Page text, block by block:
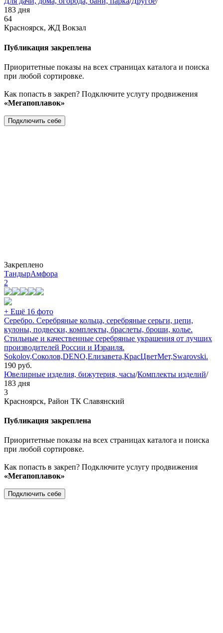
183 дня
64
Красноярск, ЖД Вокзал
Публикация закреплена
Приоритетные показы на всех страницах каталога и поиска
при любой сортировке.
Как попасть в закреп? Подключите услугу продвижения
«Мегапоплавок»
Подключить себе
Закреплено
ТандырАмфора
2
+ Ещё 16 фото
Серебро. Серебряные кольца, серебряные серьги, цепи,
кулоны, подвески, комплекты, браслеты, броши, колье.
Стильные и качественные серебряные украшения от лучших
производителей России и Израиля.
Sokolov,Соколов,DENO,Елизавета,КрасЦветМет,Swarovski.
190 руб.
Ювелирные изделия, бижутерия, часы/Комплекты изделий/
183 дня
3
Красноярск, Район ТК Славянский
Публикация закреплена
Приоритетные показы на всех страницах каталога и поиска
при любой сортировке.
Как попасть в закреп? Подключите услугу продвижения
«Мегапоплавок»
Подключить себе